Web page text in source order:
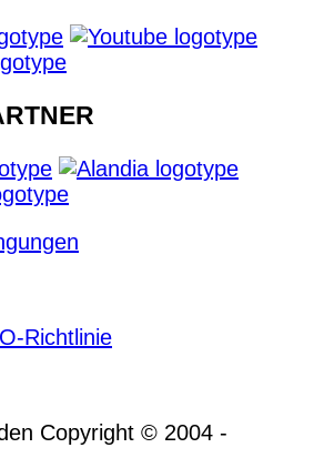
Richtlinie
Copyright © 2004 -